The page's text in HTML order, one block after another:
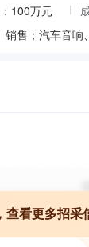
100万元
查看更多招采